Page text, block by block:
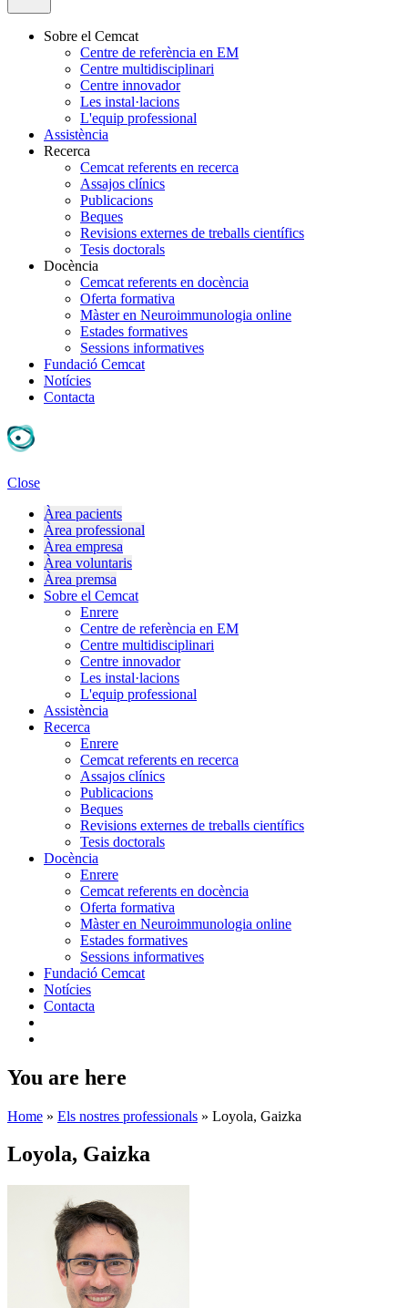
Sobre el Cemcat
Centre de referència en EM
Centre multidisciplinari
Centre innovador
Les instal·lacions
L'equip professional
Assistència
Recerca
Cemcat referents en recerca
Assajos clínics
Publicacions
Beques
Revisions externes de treballs científics
Tesis doctorals
Docència
Cemcat referents en docència
Oferta formativa
Màster en Neuroimmunologia online
Estades formatives
Sessions informatives
Fundació Cemcat
Notícies
Contacta
Close
Àrea pacients
Àrea professional
Àrea empresa
Àrea voluntaris
Àrea premsa
Sobre el Cemcat
Enrere
Centre de referència en EM
Centre multidisciplinari
Centre innovador
Les instal·lacions
L'equip professional
Assistència
Recerca
Enrere
Cemcat referents en recerca
Assajos clínics
Publicacions
Beques
Revisions externes de treballs científics
Tesis doctorals
Docència
Enrere
Cemcat referents en docència
Oferta formativa
Màster en Neuroimmunologia online
Estades formatives
Sessions informatives
Fundació Cemcat
Notícies
Contacta
You are here
Home » Els nostres professionals » Loyola, Gaizka
Loyola, Gaizka